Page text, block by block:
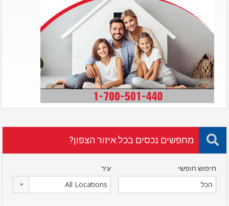
מחפשים נכסים בכל איזור הצפון?
חיפוש חופשי עיר
All Locations